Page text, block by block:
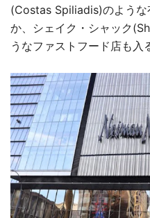
(Costas Spiliadis)のような
か、シェイク・シャック
うなファストフード店も入